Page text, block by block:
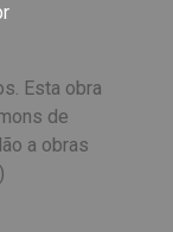
Esta obra
de
a obras